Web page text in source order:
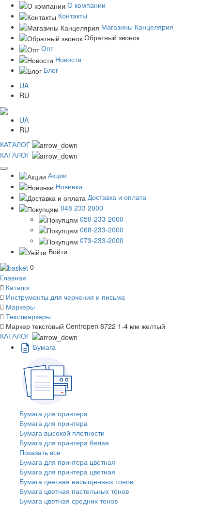
О компании
Контакты
Магазины Канцелярия
Обратный звонок
Опт
Новости
Блог
UA
RU
UA
RU
КАТАЛОГ
КАТАЛОГ
Акции
Новинки
Доставка и оплата
048 233 2000
050-233-2000
068-233-2000
073-233-2000
Войти
0
Главная
Каталог
Инструменты для черчения и письма
Маркеры
Текстмаркеры
Маркер текстовый Centropen 8722 1-4 мм желтый
КАТАЛОГ
Бумага
Бумага для принтера
Бумага для принтера
Бумага высокой плотности
Бумага для принтера белая
Показать все
Бумага для принтера цветная
Бумага для принтера цветная
Бумага цветная насыщенных тонов
Бумага цветная пастельных тонов
Бумага цветная средних тонов